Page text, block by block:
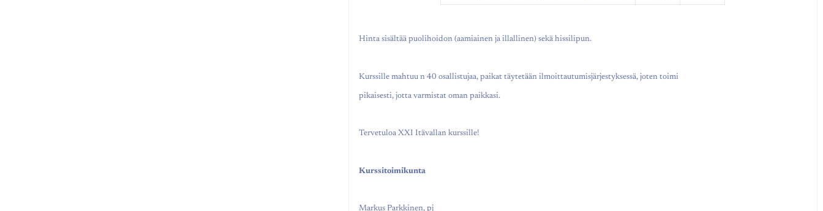
Hinta sisältää puolihoidon (aamiainen ja illallinen) sekä hissilipun.
Kurssille mahtuu n 40 osallistujaa, paikat täytetään ilmoittautumisjärjestyksessä, joten toimi
pikaisesti, jotta varmistat oman paikkasi.
Tervetuloa XXI Itävallan kurssille!
Kurssitoimikunta
Markus Parkkinen, pj